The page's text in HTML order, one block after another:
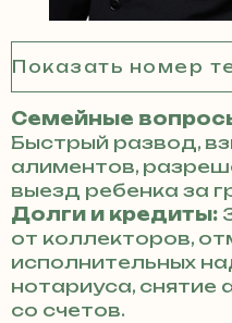
Семейные
Быстрый развод,
алиментов,
выезд ребенка за
Долги и кредиты:
от коллекторов,
исполнительных
нотариуса, снятие
со счетов.